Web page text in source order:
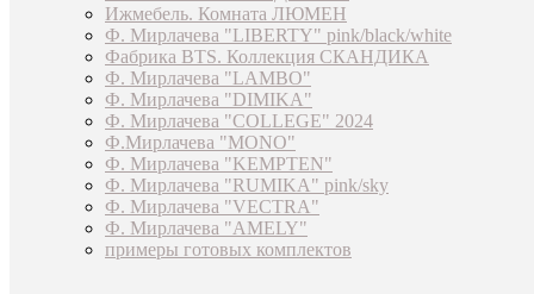
Ижмебель. Комната ЛЮМЕН
Ф. Мирлачева "LIBERTY" pink/black/white
Фабрика BTS. Коллекция СКАНДИКА
Ф. Мирлачева "LAMBO"
Ф. Мирлачева "DIMIKA"
Ф. Мирлачева "COLLEGE" 2024
Ф.Мирлачева "MONO"
Ф. Мирлачева "KEMPTEN"
Ф. Мирлачева "RUMIKA" pink/sky
Ф. Мирлачева "VECTRA"
Ф. Мирлачева "AMELY"
примеры готовых комплектов